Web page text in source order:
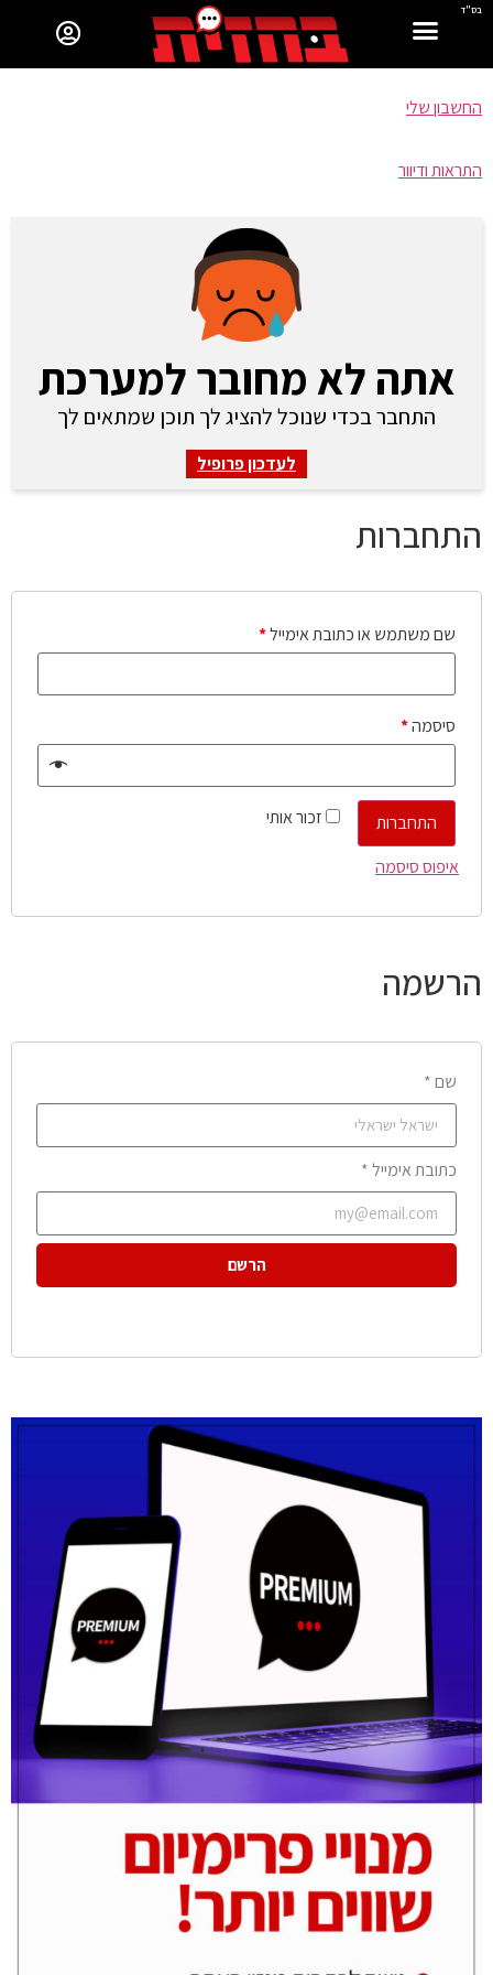
בס"ד
החשבון שלי
התראות ודיוור
אתה לא מחובר למערכת
התחבר בכדי שנוכל להציג לך תוכן שמתאים לך
לעדכון פרופיל
התחברות
שם משתמש או כתובת אימייל*
סיסמה*
זכור אותי
התחברות
איפוס סיסמה
הרשמה
שם *
כתובת אימייל *
הרשם